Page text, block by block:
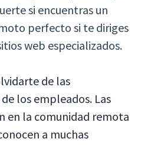
si encuentras un
perfecto si te diriges
web especializados.
de las
los empleados. Las
en la comunidad remota
a muchas